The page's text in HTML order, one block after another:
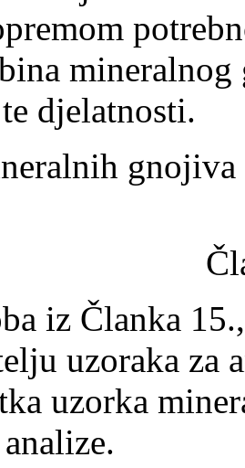
djelatnosti.
iz Članka
uzoraka za
uzorka